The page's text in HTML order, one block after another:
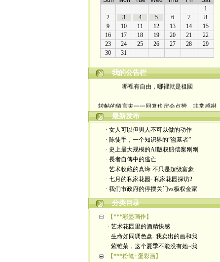
我的公告栏
哪裡有自由，哪裡就是祖國
yimengling53@yahoo.com
有意收藏者请私信我，感谢一贯支持
政治转载不一定代表本人意见
艺术博客：https://yimengl.blog
目录中标注星号的为本人艺术原创
最新发布
· 女人可以但男人不可以做的动作
· 陈徒手，一个知识界的“盗墓者”
· 史上最大规模的AI版权赔偿案刚刚
· 長者自傳中的逃亡
· 艺术收藏的真谛-不只是超级富豪
· 七月的私家花园- 私家花园探访2
· 我们市政府的停摆关门vs极权金家
分类目录
【***彩墨画作】
· 艺术花园里的酒精快感
· 生命如同调色盘- 我卖出的画和我
· 紫锥菊，这个夏季不能没有她~我
【***粉笔+蛋彩画】